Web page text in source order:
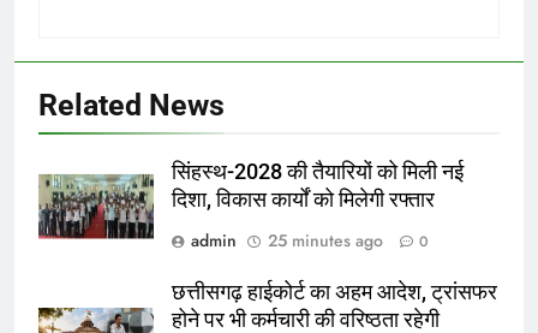
Related News
सिंहस्थ-2028 की तैयारियों को मिली नई
दिशा, विकास कार्यों को मिलेगी रफ्तार
admin
25 minutes ago 0
छत्तीसगढ़ हाईकोर्ट का अहम आदेश, ट्रांसफर
होने पर भी कर्मचारी की वरिष्ठता रहेगी